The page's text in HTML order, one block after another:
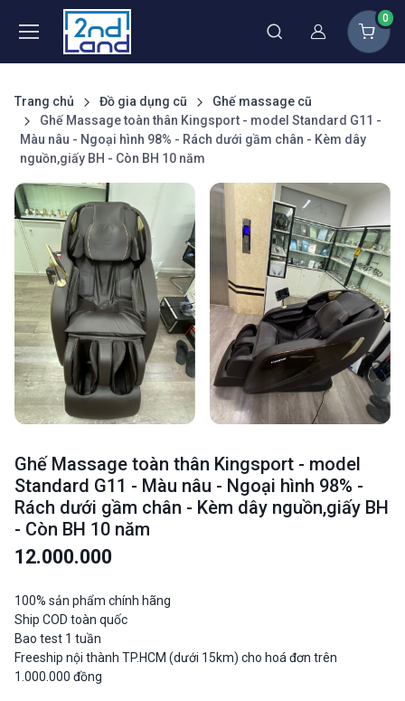
Thành viên
0
Trang chủ Đồ gia dụng cũ
Ghế massage cũ
Ghế Massage toàn thân Kingsport - model Standard G11 -
Màu nâu - Ngoại hình 98% - Rách dưới gầm chân - Kèm dây
nguồn,giấy BH - Còn BH 10 năm
Ghế Massage toàn thân Kingsport - model
Standard G11 - Màu nâu - Ngoại hình 98% -
Rách dưới gầm chân - Kèm dây nguồn,giấy BH
- Còn BH 10 năm
12.000.000
100% sản phẩm chính hãng
Ship COD toàn quốc
Bao test 1 tuần
Freeship nội thành TP.HCM (dưới 15km) cho hoá đơn trên
1.000.000 đồng